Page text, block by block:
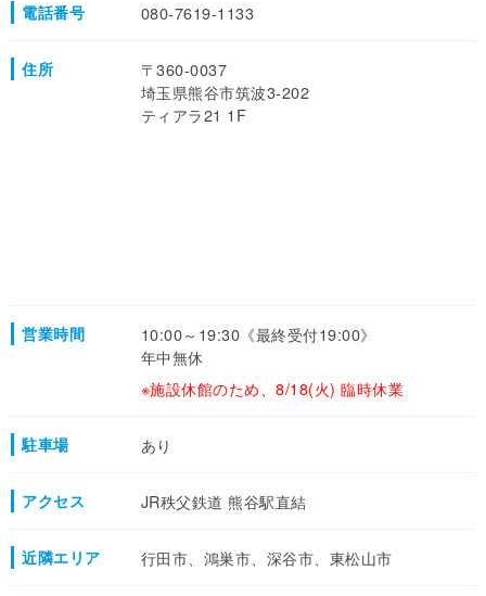
電話番号 080-7619-1133
住所
〒360-0037
埼玉県熊谷市筑波3-202
ティアラ21 1F
営業時間
10:00～19:30《最終受付19:00》
年中無休
※施設休館のため、8/18(火) 臨時休業
駐車場 あり
アクセス JR秩父鉄道 熊谷駅直結
近隣エリア 行田市、鴻巣市、深谷市、東松山市